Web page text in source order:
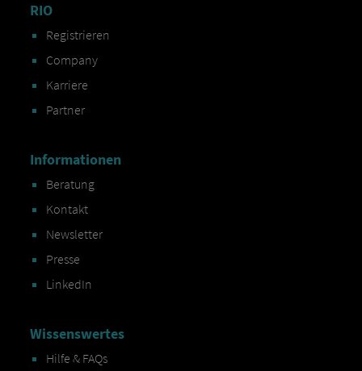
RIO
Registrieren
Company
Karriere
Partner
Informationen
Beratung
Kontakt
Newsletter
Presse
LinkedIn
Wissenswertes
Hilfe & FAQs